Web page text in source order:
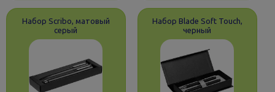
Набор Scribo, матовый
серый
Набор Blade Soft Touch,
черный